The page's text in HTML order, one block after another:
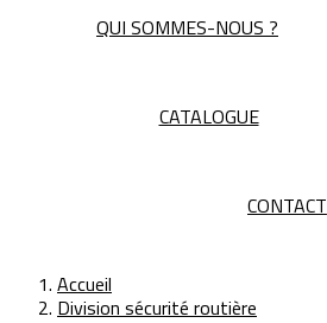
QUI SOMMES-NOUS ?
CATALOGUE
CONTACT
Accueil
Division sécurité routière